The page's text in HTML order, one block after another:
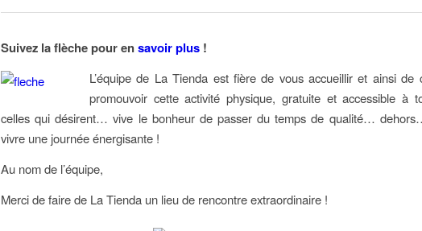
Suivez la flèche pour ensavoir plus !
L’équipe de La Tienda est fière de vous accueillir et ainsi de
promouvoir cette activité physique, gratuite et accessible à
celles qui désirent… vive le bonheur de passer du temps de qualité…
vivre une journée énergisante !
Au nom de l’équipe,
Merci de faire de La Tienda un lieu de rencontre extraordinaire !